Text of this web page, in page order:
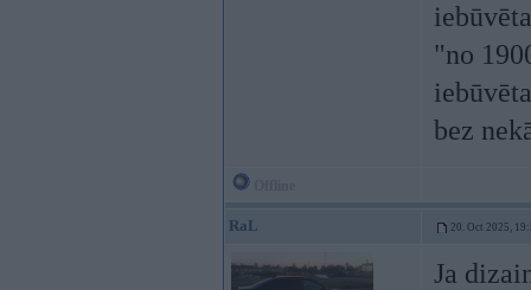
"no
bez
RaL 20. Oct 2025,
Ja